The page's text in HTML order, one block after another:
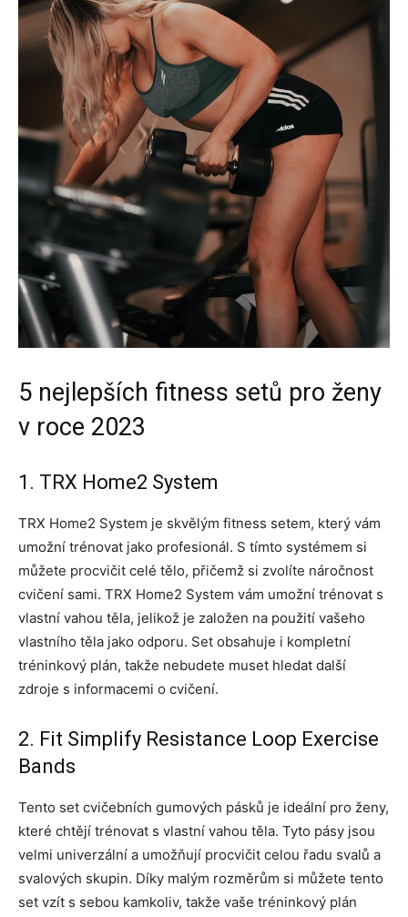
5 nejlepších fitness setů pro ženy
v roce 2023
1. TRX Home2 System
TRX Home2 System je skvělým fitness setem, který vám
umožní trénovat jako profesionál. S tímto systémem si
můžete procvičit celé tělo, přičemž si zvolíte náročnost
cvičení sami. TRX Home2 System vám umožní trénovat s
vlastní vahou těla, jelikož je založen na použití vašeho
vlastního těla jako odporu. Set obsahuje i kompletní
tréninkový plán, takže nebudete muset hledat další
zdroje s informacemi o cvičení.
2. Fit Simplify Resistance Loop Exercise
Bands
Tento set cvičebních gumových pásků je ideální pro ženy,
které chtějí trénovat s vlastní vahou těla. Tyto pásy jsou
velmi univerzální a umožňují procvičit celou řadu svalů a
svalových skupin. Díky malým rozměrům si můžete tento
set vzít s sebou kamkoliv, takže vaše tréninkový plán